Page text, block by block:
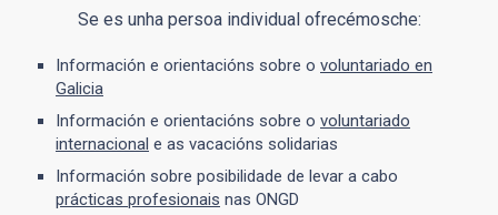
Se es unha persoa individual ofrecémosche:
Información e orientacións sobre o voluntariado en
Galicia
Información e orientacións sobre o voluntariado
internacional e as vacacións solidarias
Información sobre posibilidade de levar a cabo
prácticas profesionais nas ONGD